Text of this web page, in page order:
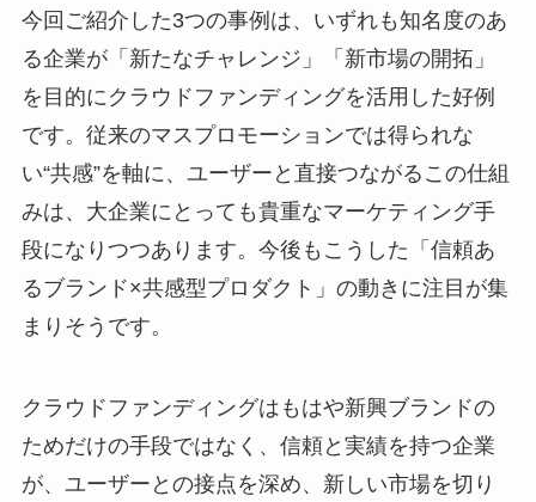
今回ご紹介した3つの事例は、いずれも知名度のあ
る企業が「新たなチャレンジ」「新市場の開拓」
を目的にクラウドファンディングを活用した好例
です。従来のマスプロモーションでは得られな
い“共感”を軸に、ユーザーと直接つながるこの仕組
みは、大企業にとっても貴重なマーケティング手
段になりつつあります。今後もこうした「信頼あ
るブランド×共感型プロダクト」の動きに注目が集
まりそうです。
クラウドファンディングはもはや新興ブランドの
ためだけの手段ではなく、信頼と実績を持つ企業
が、ユーザーとの接点を深め、新しい市場を切り